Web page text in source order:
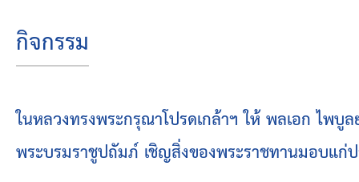
โครงสร้างองค์กร
โครงสร้างการแบ่งส่วนราชการ
วิสัยทัศน์
กิจกรรม
ในหลวงทรงพระกรุณาโปรดเกล้าฯ ให้ พลเอก ไพ
พระบรมราชูปถัมภ์ เชิญสิ่งของพระราชทานมอบแ